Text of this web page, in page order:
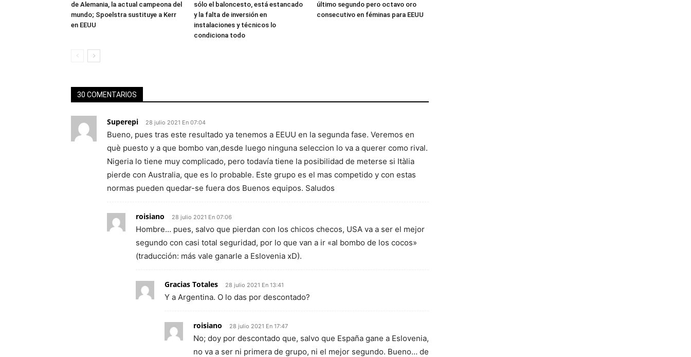
de Alemania, la actual campeona del
mundo; Spoelstra sustituye a Kerr
en EEUU
sólo el baloncesto, está estancado
y la falta de inversión en
instalaciones y técnicos lo
condiciona todo
último segundo pero octavo oro
consecutivo en féminas para EEUU
30 COMENTARIOS
Superepi 28 julio 2021 En 07:04
Bueno, pues tras este resultado ya tenemos a EEUU en la segunda fase. Veremos en
què puesto y a que bombo van,desde luego ninguna seleccion lo va a querer como rival.
Nigeria lo tiene muy complicado, pero todavía tiene la posibilidad de meterse si Itàlia
pierde con Australia, que es lo probable. Este grupo es el mas competido y con estas
normas pueden quedar-se fuera dos Buenos equipos. Saludos
roisiano 28 julio 2021 En 07:06
Hombre… pues, salvo que pierdan con los chicos checos, USA va a ser el mejor
segundo con casi total seguridad, por lo que van a ir «al bombo de los cocos»
(traducción: más vale ganarle a Eslovenia xD).
Gracias Totales 28 julio 2021 En 13:41
Y a Argentina. O lo das por descontado?
roisiano 28 julio 2021 En 17:47
No; doy por descontado que, salvo que España gane a Eslovenia,
no va a ser ni primera de grupo, ni el mejor segundo. Bueno… de